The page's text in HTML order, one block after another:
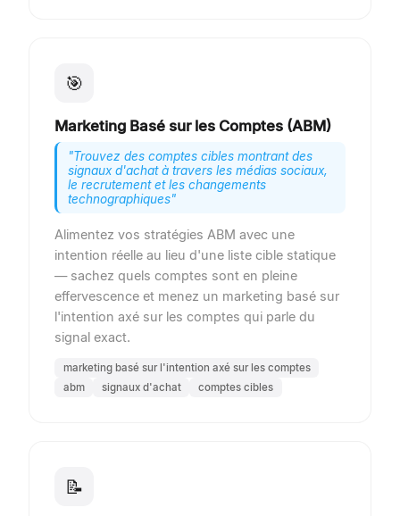
🎯
Marketing Basé sur les Comptes (ABM)
"Trouvez des comptes cibles montrant des
signaux d'achat à travers les médias sociaux,
le recrutement et les changements
technographiques"
Alimentez vos stratégies ABM avec une
intention réelle au lieu d'une liste cible statique
— sachez quels comptes sont en pleine
effervescence et menez un marketing basé sur
l'intention axé sur les comptes qui parle du
signal exact.
marketing basé sur l'intention axé sur les comptes
abm
signaux d'achat comptes cibles
📝